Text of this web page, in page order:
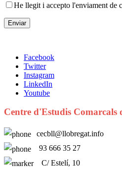
He llegit i accepto l'enviament de
Facebook
Twitter
Instagram
LinkedIn
Youtube
Centre d'Estudis
cecbll@llobregat.info
93 666 35 27
C/ Estelí, 10